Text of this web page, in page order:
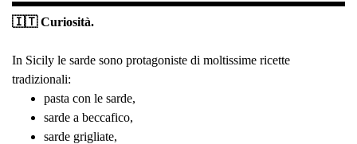
🇮🇹 Curiosità.
In Sicily le sarde sono protagoniste di moltissime ricette
tradizionali:
pasta con le sarde,
sarde a beccafico,
sarde grigliate,